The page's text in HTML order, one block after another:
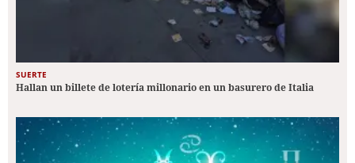
SUERTE
Hallan un billete de lotería millonario en un basurero de Italia